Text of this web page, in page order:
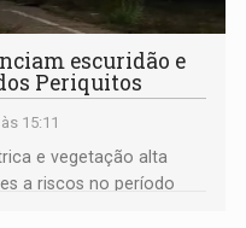
escuridão e
Periquitos
15:11
e vegetação alta
a riscos no período